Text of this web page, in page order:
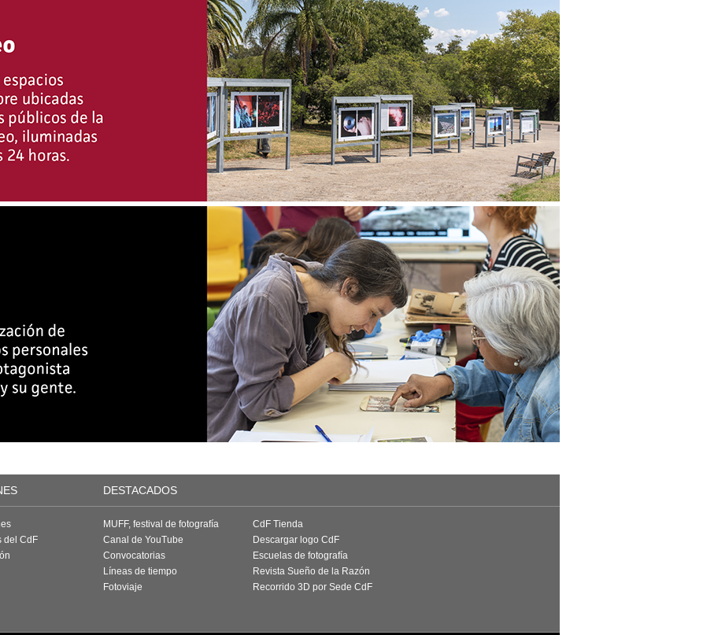
DESTACADOS
del CdF
MUFF, festival de fotografía
Canal de YouTube
Convocatorias
Líneas de tiempo
Fotoviaje
CdF Tienda
Descargar logo CdF
Escuelas de fotografía
Revista Sueño de la Razón
Recorrido 3D por Sede CdF